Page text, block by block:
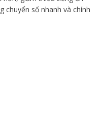
chuyển số nhanh và chính